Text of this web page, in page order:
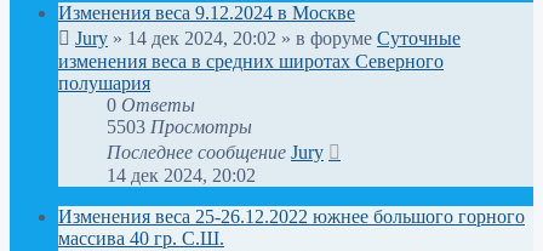
Изменения веса 9.12.2024 в Москве
Jury » 14 дек 2024, 20:02 » в форуме Суточные
изменения веса в средних широтах Северного
полушария
0 Ответы
5503 Просмотры
Последнее сообщение Jury
14 дек 2024, 20:02
Изменения веса 25-26.12.2022 южнее большого горного
массива 40 гр. С.Ш.